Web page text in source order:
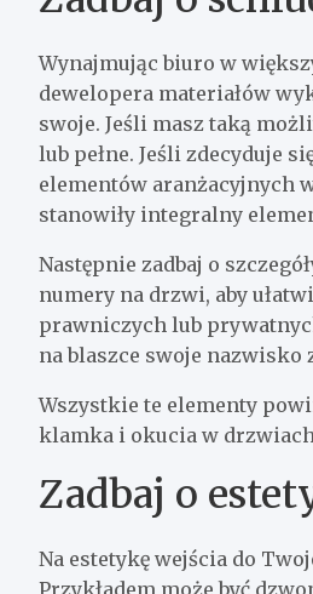
Wynajmując biuro w
dewelopera materiałów
swoje. Jeśli masz taką
lub pełne. Jeśli zdecyduje
elementów aranżacyjnych
stanowiły integralny
Następnie zadbaj o
numery na drzwi, aby
prawniczych lub
na blaszce swoje
Wszystkie te elementy
klamka i okucia w
Zadbaj o
Na estetykę wejścia do
Przykładem może być